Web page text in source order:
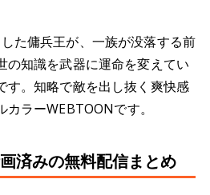
た傭兵王が、一族が没落する前
の知識を武器に運命を変えてい
す。知略で敵を出し抜く爽快感
ラーWEBTOONです。
済みの無料配信まとめ